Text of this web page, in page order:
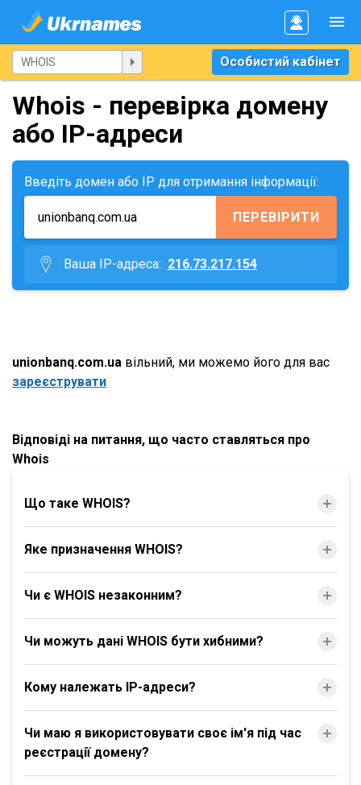
Особистий кабінет
Whois - перевірка домену
або IP-адреси
Введіть домен або IP для отримання інформації:
ПЕРЕВІРИТИ
Ваша IP-адреса: 216.73.217.154
unionbanq.com.ua вільний, ми можемо його для вас
зареєструвати
Відповіді на питання, що часто ставляться про
Whois
Що таке WHOIS?
Яке призначення WHOIS?
Чи є WHOIS незаконним?
Чи можуть дані WHOIS бути хибними?
Кому належать IP-адреси?
Чи маю я використовувати своє ім'я під час
реєстрації домену?